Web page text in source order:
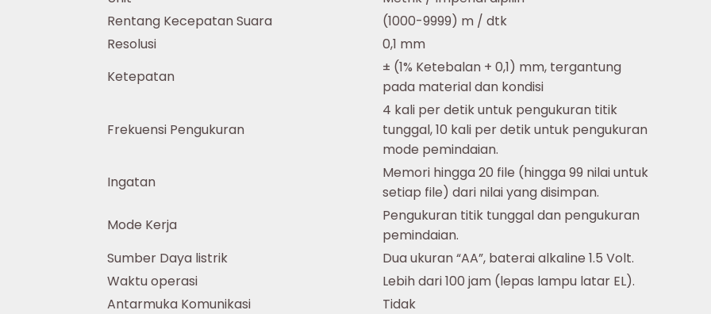
Rentang Kecepatan Suara
(1000-9999) m / dtk
Resolusi
0,1 mm
Ketepatan
± (1% Ketebalan + 0,1) mm, tergantung
pada material dan kondisi
Frekuensi Pengukuran
4 kali per detik untuk pengukuran titik
tunggal, 10 kali per detik untuk pengukuran
mode pemindaian.
Ingatan
Memori hingga 20 file (hingga 99 nilai untuk
setiap file) dari nilai yang disimpan.
Mode Kerja
Pengukuran titik tunggal dan pengukuran
pemindaian.
Sumber Daya listrik
Dua ukuran “AA”, baterai alkaline 1.5 Volt.
Waktu operasi
Lebih dari 100 jam (lepas lampu latar EL).
Antarmuka Komunikasi
Tidak